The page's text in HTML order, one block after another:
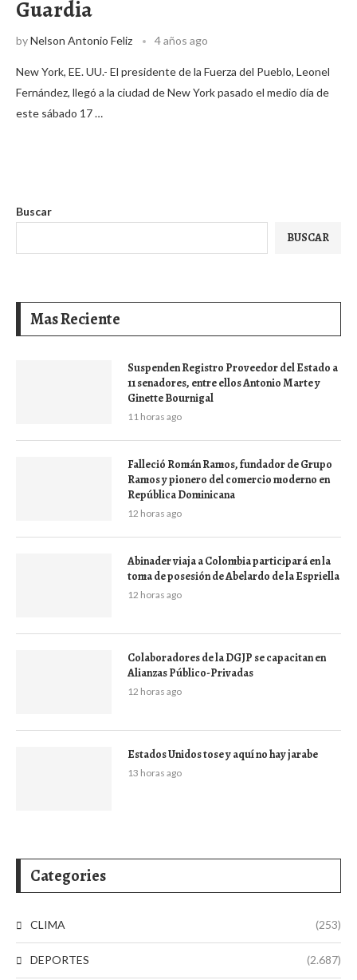
Guardia
byNelson Antonio Feliz 4 años ago
New York, EE. UU.- El presidente de la Fuerza del Pueblo, Leonel
Fernández, llegó a la ciudad de New York pasado el medio día de
este sábado 17 …
Buscar
BUSCAR
Mas Reciente
Suspenden Registro Proveedor del Estado a
11 senadores, entre ellos Antonio Marte y
Ginette Bournigal
11 horas ago
Falleció Román Ramos, fundador de Grupo
Ramos y pionero del comercio moderno en
República Dominicana
12 horas ago
Abinader viaja a Colombia participará en la
toma de posesión de Abelardo de la Espriella
12 horas ago
Colaboradores de la DGJP se capacitan en
Alianzas Público-Privadas
12 horas ago
Estados Unidos tose y aquí no hay jarabe
13 horas ago
Categories
CLIMA (253)
DEPORTES (2.687)